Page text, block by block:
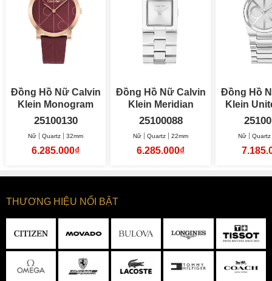
Đồng Hồ Nữ Calvin
Klein Monogram
32mm
25100130
Nữ Quartz 32mm
6.285.000₫
Đồng Hồ Nữ Calvin
Klein Meridian
22mm
25100088
Nữ Quartz 22mm
6.285.000₫
Đồng Hồ
Nữ Quartz
THƯƠNG HIỆU NỔI BẬT